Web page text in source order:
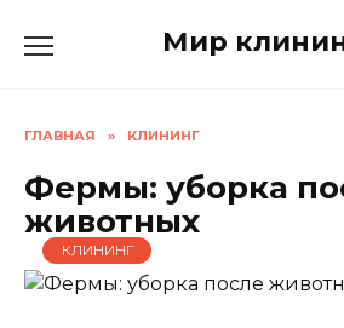
Мир
ГЛАВНАЯ » КЛИНИНГ
Фермы: уборка
животных
КЛИНИНГ